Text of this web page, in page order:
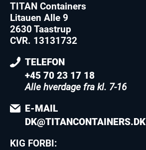
TITAN Containers
Litauen Alle 9
2630 Taastrup
CVR. 13131732
TELEFON
+45 70 23 17 18
Alle hverdage fra kl. 7-16
E-MAIL
DK@TITANCONTAINERS.DK
KIG FORBI: